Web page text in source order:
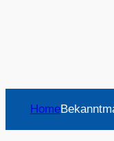
Home